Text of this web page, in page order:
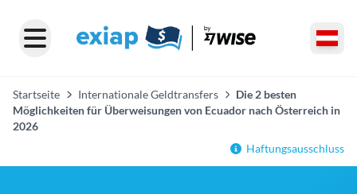
Startseite Internationale Geldtransfers
Die 2 besten
Möglichkeiten für Überweisungen von Ecuador nach Österreich in
2026
Haftungsausschluss